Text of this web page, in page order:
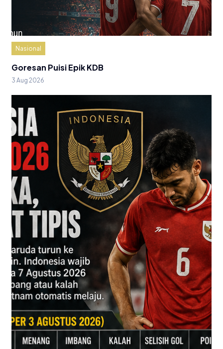
Nasional
Goresan Puisi Epik KDB
3 Aug 2026